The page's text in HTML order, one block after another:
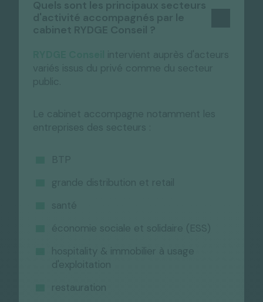
Quels sont les principaux secteurs
d'activité accompagnés par le
cabinet RYDGE Conseil ?
intervient auprès d'acteurs
variés issus du privé comme du secteur
public.
Le cabinet accompagne notamment les
entreprises des secteurs :
BTP
grande distribution et retail
santé
économie sociale et solidaire (ESS)
hospitality & immobilier à usage
d'exploitation
restauration